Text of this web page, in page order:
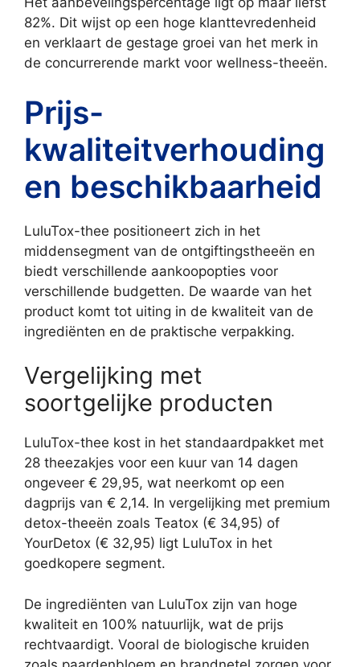
82%. Dit wijst op een hoge klanttevredenheid
en verklaart de gestage groei van het merk in
de concurrerende markt voor wellness-theeën.
Prijs-
kwaliteitverhouding
en beschikbaarheid
LuluTox-thee positioneert zich in het
middensegment van de ontgiftingstheeën en
biedt verschillende aankoopopties voor
verschillende budgetten. De waarde van het
product komt tot uiting in de kwaliteit van de
ingrediënten en de praktische verpakking.
Vergelijking met
soortgelijke producten
LuluTox-thee kost in het standaardpakket met
28 theezakjes voor een kuur van 14 dagen
ongeveer € 29,95, wat neerkomt op een
dagprijs van € 2,14. In vergelijking met premium
detox-theeën zoals Teatox (€ 34,95) of
YourDetox (€ 32,95) ligt LuluTox in het
goedkopere segment.
De ingrediënten van LuluTox zijn van hoge
kwaliteit en 100% natuurlijk, wat de prijs
rechtvaardigt. Vooral de biologische kruiden